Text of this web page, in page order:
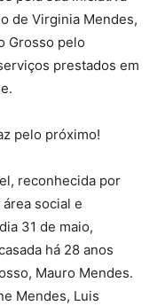
de Virginia Mendes,
Grosso pelo
prestados em
pelo próximo!
reconhecida por
social e
31 de maio,
há 28 anos
Mauro Mendes.
Mendes, Luis